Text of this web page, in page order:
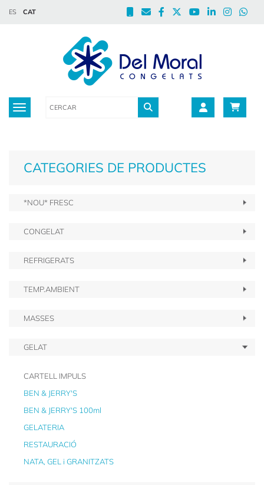
ES CAT
Toggle navigation
CATEGORIES DE PRODUCTES
*NOU* FRESC
CONGELAT
REFRIGERATS
TEMP.AMBIENT
MASSES
GELAT
CARTELL IMPULS
BEN & JERRY'S
BEN & JERRY'S 100ml
GELATERIA
RESTAURACIÓ
NATA, GEL i GRANITZATS